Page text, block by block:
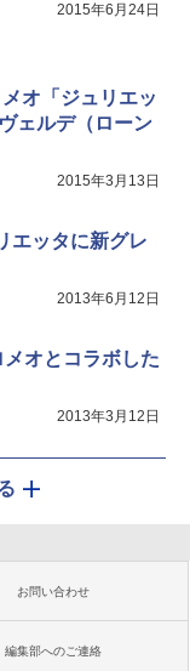
2015年6月24日
オ「ジュリエッ
ェルデ（ローン
2015年3月13日
エッタに新グレ
2013年6月12日
オとコラボした
2013年3月12日
お問い合わせ
編集部へのご連絡